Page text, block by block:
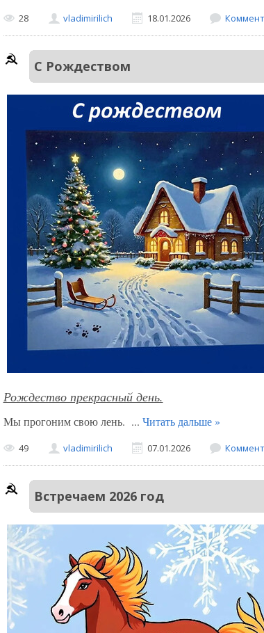
28 vladimirilich 18.01.2026
С Рождеством
Рождество прекрасный день.
Мы прогоним свою лень. ... Читать дальше »
49 vladimirilich 07.01.2026
Встречаем 2026 год